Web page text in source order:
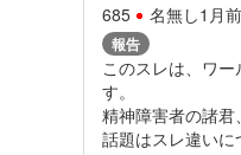
685 名無し1月前
報告
このスレは、ワ
す。
精神障害者の諸
話題はスレ違いに